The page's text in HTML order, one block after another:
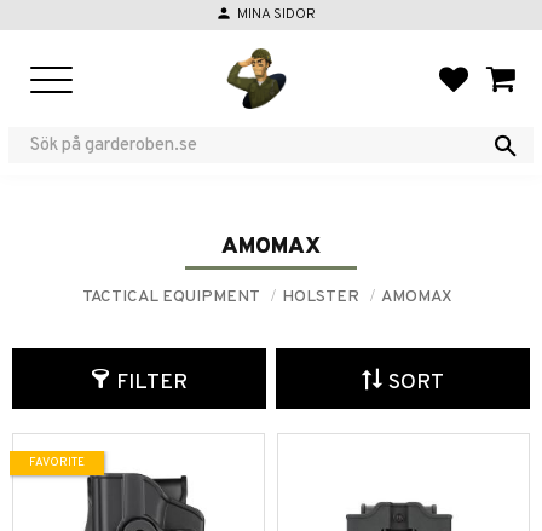
person MINA SIDOR
AMOMAX
TACTICAL EQUIPMENT HOLSTER AMOMAX
FILTER SORT
FAVORITE